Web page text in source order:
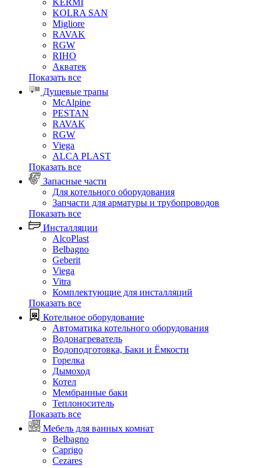
KERMI
KOLRA SAN
Migliore
RAVAK
RGW
RIHO
Акватек
Показать все
Душевые трапы
McAlpine
PESTAN
RAVAK
RGW
Viega
АLCA PLAST
Показать все
Запасные части
Для котельного оборудования
Запчасти для арматуры и трубопроводов
Показать все
Инсталляции
AlcoPlast
Belbagno
Geberit
Viega
Vitra
Комплектующие для инсталляций
Показать все
Котельное оборудование
Автоматика котельного оборудования
Водонагреватель
Водоподготовка, Баки и Ёмкости
Горелка
Дымоход
Котел
Мембранные баки
Теплоноситель
Показать все
Мебель для ванных комнат
Belbagno
Caprigo
Cezares